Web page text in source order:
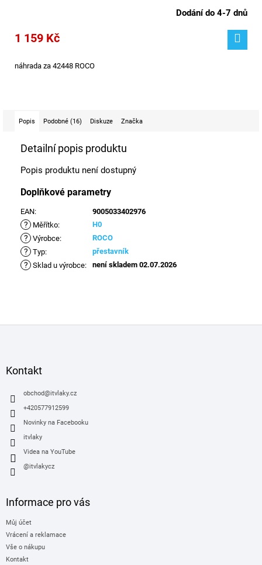
Dodání do 4-7 dnů
1 159 Kč
náhrada za 42448 ROCO
Popis Podobné (16) Diskuze Značka
Detailní popis produktu
Popis produktu není dostupný
Doplňkové parametry
EAN: 9005033402976
? Měřítko: H0
? Výrobce: ROCO
? Typ: přestavník
? Sklad u výrobce: není skladem 02.07.2026
Kontakt
obchod@itvlaky.cz
+420577912599
Novinky na Facebooku
itvlaky
Videa na YouTube
@itvlakycz
Informace pro vás
Můj účet
Vrácení a reklamace
Vše o nákupu
Kontakt